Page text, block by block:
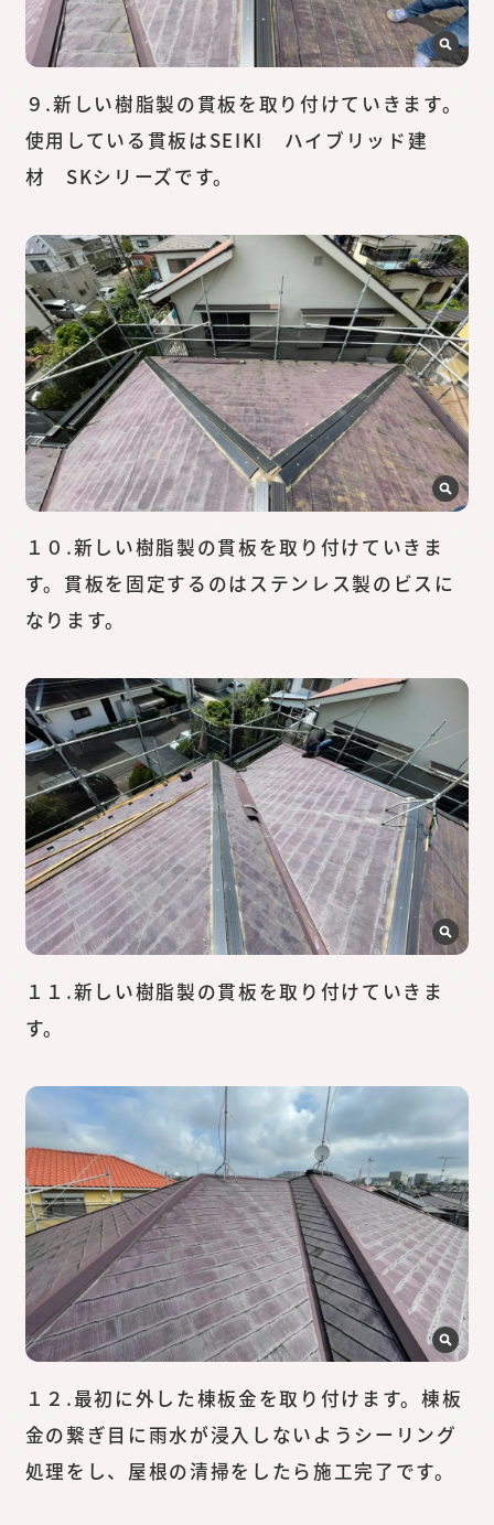
９.新しい樹脂製の貫板を取り付けていきます。
使用している貫板はSEIKI ハイブリッド建
材 SKシリーズです。
１０.新しい樹脂製の貫板を取り付けていきま
す。貫板を固定するのはステンレス製のビスに
なります。
１１.新しい樹脂製の貫板を取り付けていきま
す。
１２.最初に外した棟板金を取り付けます。棟板
金の繋ぎ目に雨水が浸入しないようシーリング
処理をし、屋根の清掃をしたら施工完了です。